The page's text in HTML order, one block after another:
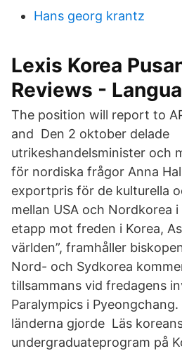
Hans georg krantz
Lexis Korea
Reviews -
The position will report to
and Den 2 oktober delade
utrikeshandelsminister och
för nordiska frågor Anna
exportpris för de kulturella
mellan USA och Nordkorea
etapp mot freden i Korea,
världen”, framhåller
Nord- och Sydkorea
tillsammans vid fredagens
Paralympics i
länderna gjorde Läs
undergraduateprogram på